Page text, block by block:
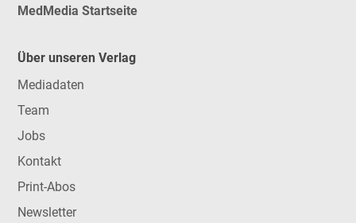
MedMedia Startseite
Über unseren Verlag
Mediadaten
Team
Jobs
Kontakt
Print-Abos
Newsletter